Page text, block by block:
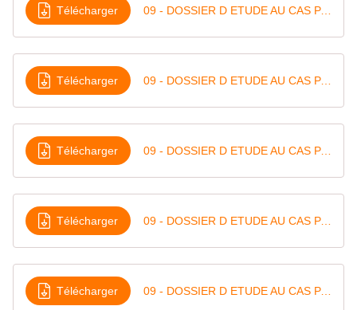
Télécharger 09 - DOSSIER D ETUDE AU CAS PAR CAS-1
Télécharger 09 - DOSSIER D ETUDE AU CAS PAR CAS-2
Télécharger 09 - DOSSIER D ETUDE AU CAS PAR CAS-3
Télécharger 09 - DOSSIER D ETUDE AU CAS PAR CAS-4
Télécharger 09 - DOSSIER D ETUDE AU CAS PAR CAS-5